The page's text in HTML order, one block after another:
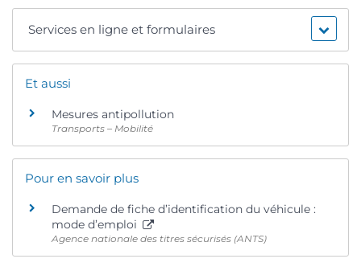
Services en ligne et formulaires
Et aussi
Mesures antipollution
Transports – Mobilité
Pour en savoir plus
Demande de fiche d’identification du véhicule :
mode d’emploi
Agence nationale des titres sécurisés (ANTS)